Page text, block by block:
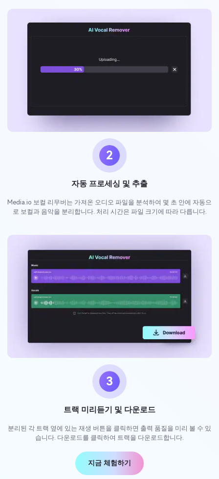
2
자동 프로세싱 및 추출
Media.io 보컬 리무버는 가져온 오디오 파일을 분석하여 몇 초 안에 자동으
로 보컬과 음악을 분리합니다. 처리 시간은 파일 크기에 따라 다릅니다.
3
트랙 미리듣기 및 다운로드
분리된 각 트랙 옆에 있는 재생 버튼을 클릭하면 출력 품질을 미리 볼 수 있
습니다. 다운로드를 클릭하여 트랙을 다운로드합니다.
지금 체험하기